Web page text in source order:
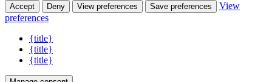
Accept Deny View preferences Save preferences
View
preferences
{title}
{title}
{title}